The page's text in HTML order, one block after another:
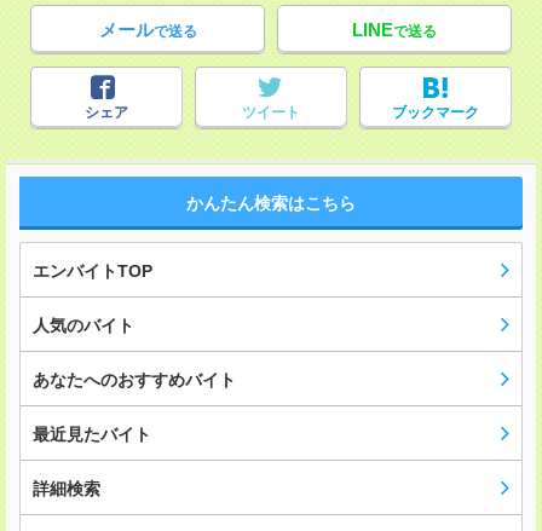
メールで送る LINEで送る
シェア ツイート ブックマーク
かんたん検索はこちら
エンバイトTOP
人気のバイト
あなたへのおすすめバイト
最近見たバイト
詳細検索